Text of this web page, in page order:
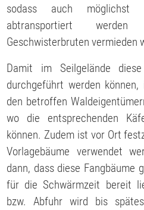
sodass auch möglichst
abtransportiert
Geschwisterbruten vermieden
Damit im Seilgelände
durchgeführt werden
den betroffen
wo die entsprechenden
können. Zudem ist vor Ort
Vorlagebäume verwendet
dann, dass diese Fangbäume
für die Schwärmzeit bereit
bzw. Abfuhr wird bis